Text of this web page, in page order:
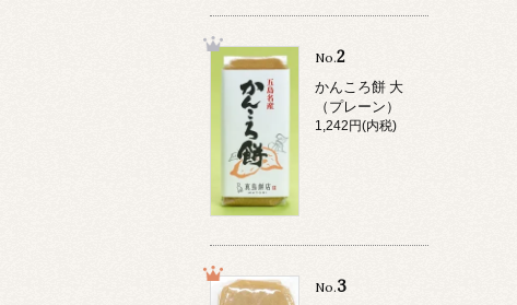
No.2
かんころ餅 大
（プレーン）
1,242円(内税)
No.3